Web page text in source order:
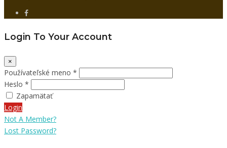
Login To Your Account
×
Používateľské meno *
Heslo *
Zapamätať
Login
Not A Member?
Lost Password?